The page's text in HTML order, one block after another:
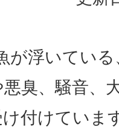
が浮いてい
臭、騒音、
付けていま